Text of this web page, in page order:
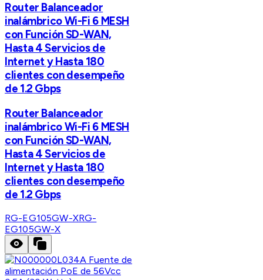
Router Balanceador
inalámbrico Wi-Fi 6 MESH
con Función SD-WAN,
Hasta 4 Servicios de
Internet y Hasta 180
clientes con desempeño
de 1.2 Gbps
Router Balanceador
inalámbrico Wi-Fi 6 MESH
con Función SD-WAN,
Hasta 4 Servicios de
Internet y Hasta 180
clientes con desempeño
de 1.2 Gbps
RG-EG105GW-XRG-
EG105GW-X